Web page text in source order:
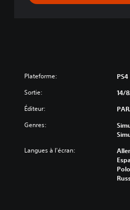
Plateforme: PS4
Sortie: 14/
Éditeur:
Genres:
Langues à l'écran: